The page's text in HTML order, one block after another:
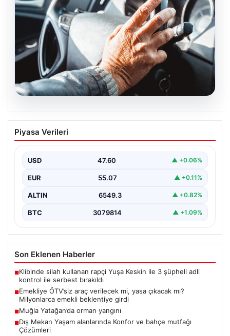
Emekliye ÖTV’siz araç verilecek mi,
yasa çıkacak mı? Milyonlarca emekli
Piyasa Verileri
USD 47.60 ▲ +0.06%
EUR 55.07 ▲ +0.11%
ALTIN 6549.3 ▲ +0.82%
BTC 3079814 ▲ +1.09%
Son Eklenen Haberler
■Klibinde silah kullanan rapçi Yuşa Keskin ile 3 şüpheli adli
kontrol ile serbest bırakıldı
■Emekliye ÖTV’siz araç verilecek mi, yasa çıkacak mı?
Milyonlarca emekli beklentiye girdi
■Muğla Yatağan’da orman yangını
■Dış Mekan Yaşam alanlarında Konfor ve bahçe mutfağı
Çözümleri